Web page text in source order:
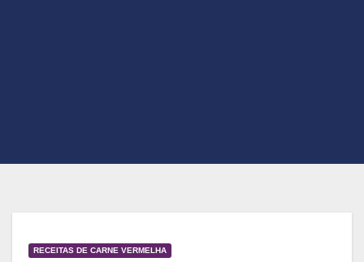
RECEITAS DE CARNE VERMELHA